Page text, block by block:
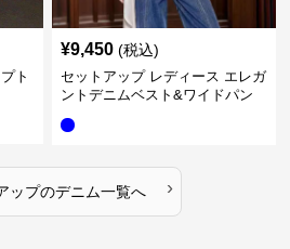
ト
¥9,450 (税込)
セットアップ レディース エレガ
ントデニムベスト&ワイドパン
ップのデニム一覧へ ›